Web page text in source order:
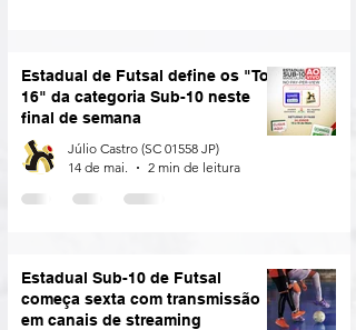
Estadual de Futsal define os "Top
16" da categoria Sub-10 neste
final de semana
Júlio Castro (SC 01558 JP)
14 de mai.
2 min de leitura
Estadual Sub-10 de Futsal
começa sexta com transmissão
em canais de streaming